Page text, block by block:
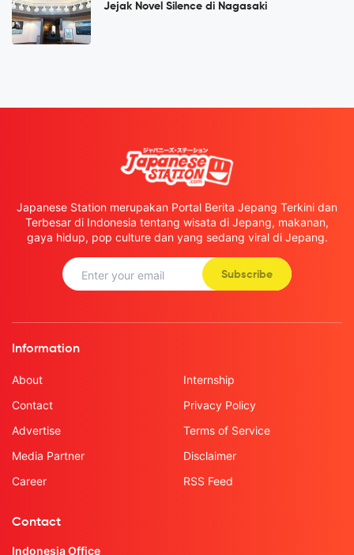
Jejak Novel Silence di Nagasaki
Japanese Station merupakan Portal Berita Jepang Terkini dan
Terbesar di Indonesia tentang wisata di Jepang, makanan,
gaya hidup, pop culture dan yang sedang viral di Jepang.
Subscribe
Information
About
Contact
Advertise
Media Partner
Career
Internship
Privacy Policy
Terms of Service
Disclaimer
RSS Feed
Contact
Indonesia Office